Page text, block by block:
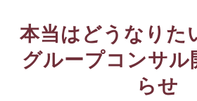
本当はどうなりた
グループコンサル
らせ